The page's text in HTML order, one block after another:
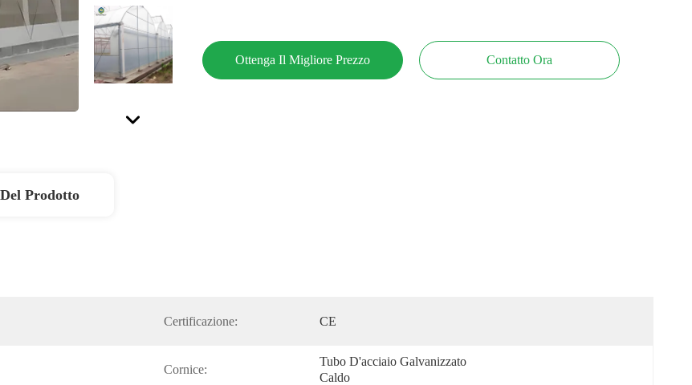
Ottenga Il Migliore Prezzo Contatto Ora
Prodotto
Certificazione: CE
Cornice:
Tubo D'acciaio Galvanizzato
Caldo